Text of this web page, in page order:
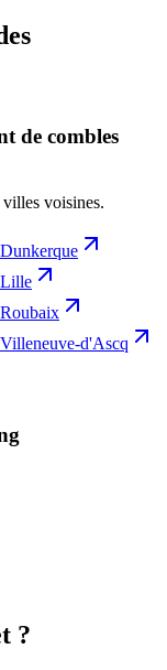
de combles
villes voisines.
Dunkerque
Lille
Roubaix
Villeneuve-d'Ascq
?